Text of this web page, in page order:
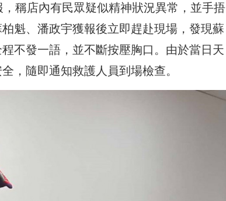
稱店內有民眾疑似精神狀況異常，並手捂
魁、潘政宇獲報後立即趕赴現場，發現蘇
不發一語，並不斷按壓胸口。由於當日天
，隨即通知救護人員到場檢查。